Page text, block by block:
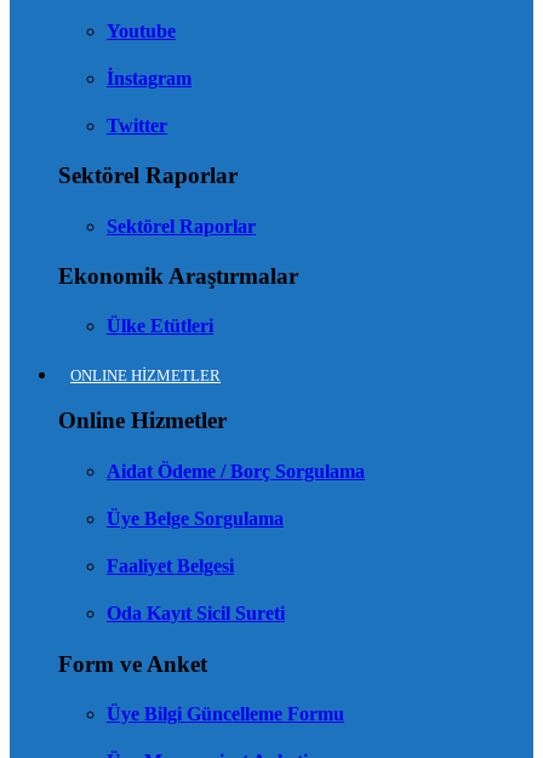
Youtube
İnstagram
Twitter
Sektörel Raporlar
Sektörel Raporlar
Ekonomik Araştırmalar
Ülke Etütleri
ONLINE HİZMETLER
Online Hizmetler
Aidat Ödeme / Borç Sorgulama
Üye Belge Sorgulama
Faaliyet Belgesi
Oda Kayıt Sicil Sureti
Form ve Anket
Üye Bilgi Güncelleme Formu